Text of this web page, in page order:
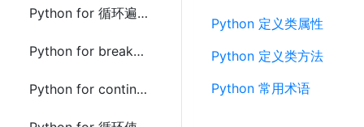
Python for 循环遍历字符串
Python for break语句
Python for continue语句
Python 定义类属性
Python 定义类方法
Python 常用术语